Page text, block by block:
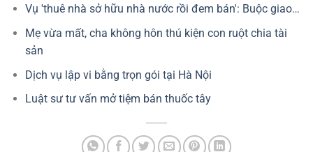
Vụ 'thuê nhà sở hữu nhà nước rồi đem bán': Buộc giao…
Mẹ vừa mất, cha không hôn thú kiện con ruột chia tài
sản
Dịch vụ lập vi bằng trọn gói tại Hà Nội
Luật sư tư vấn mở tiệm bán thuốc tây